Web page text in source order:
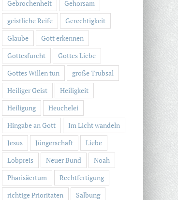
Gebrochenheit
Gehorsam
geistliche Reife
Gerechtigkeit
Glaube
Gott erkennen
Gottesfurcht
Gottes Liebe
Gottes Willen tun
große Trübsal
Heiliger Geist
Heiligkeit
Heiligung
Heuchelei
Hingabe an Gott
Im Licht wandeln
Jesus
Jüngerschaft
Liebe
Lobpreis
Neuer Bund
Noah
Pharisäertum
Rechtfertigung
richtige Prioritäten
Salbung